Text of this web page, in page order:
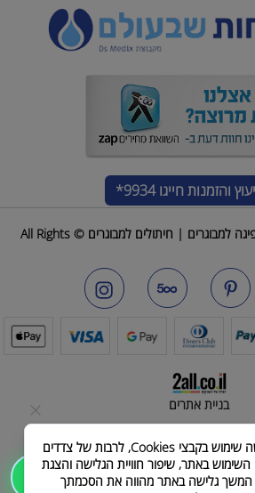
והזמנותחייגו 9934*
כל הנוחות שבעולם - מוצרי ספיגה למבוגרים | חיתולים למבוגרים © All Rights
בניית אתרים
לידיעתך, באתרנו נעשה שימוש בקבצי Cookies, לרבות של צדדים
השימוש באתר, שיפור חוויית הגלישה והצגת
המשך גלישה באתר מהווה את הסכמתךשלחו הודעה